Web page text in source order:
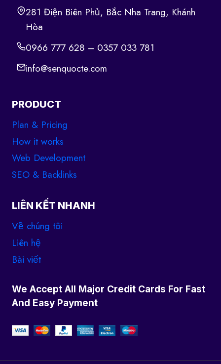
281 Điện Biên Phủ, Bắc Nha Trang, Khánh
Hòa
0966 777 628 – 0357 033 781
info@senquocte.com
PRODUCT
Plan & Pricing
How it works
Web Development
SEO & Backlinks
LIÊN KẾT NHANH
Về chúng tôi
Liên hệ
Bài viết
We Accept All Major Credit Cards For Fast
And Easy Payment